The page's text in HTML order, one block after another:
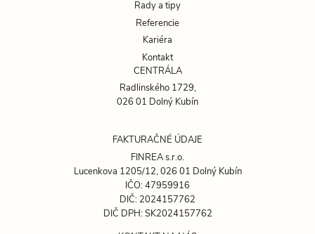
Rady a tipy
Referencie
Kariéra
Kontakt
CENTRÁLA
Radlinského 1729,
026 01 Dolný Kubín
FAKTURAČNÉ ÚDAJE
FINREA s.r.o.
Lucenkova 1205/12, 026 01 Dolný Kubín
IČO: 47959916
DIČ: 2024157762
DIČ DPH: SK2024157762